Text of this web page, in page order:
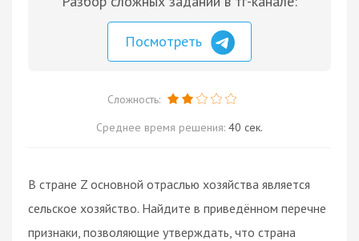
Посмотреть
Сложность:
Среднее время решения: 40 сек.
В стране Z основной отраслью хозяйства является
сельское хозяйство. Найдите в приведённом перечне
признаки, позволяющие утверждать, что страна